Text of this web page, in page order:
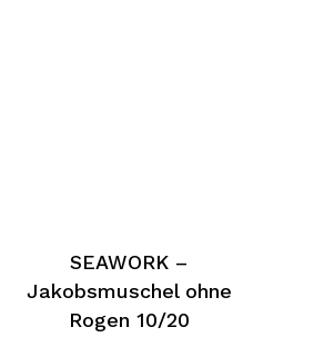
SEAWORK –
Jakobsmuschel ohne
Rogen 10/20